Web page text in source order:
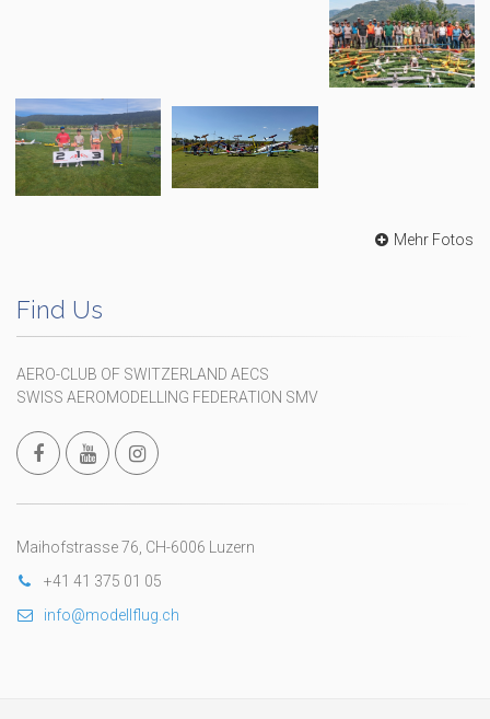
Mehr Fotos
Find Us
AERO-CLUB OF SWITZERLAND AECS
SWISS AEROMODELLING FEDERATION SMV
Maihofstrasse 76, CH-6006 Luzern
+41 41 375 01 05
info@modellflug.ch